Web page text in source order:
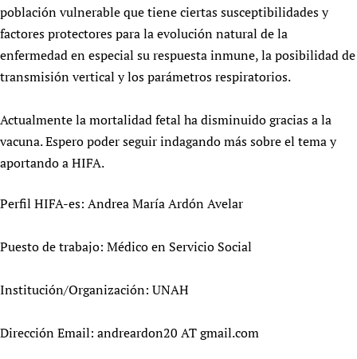
población vulnerable que tiene ciertas susceptibilidades y
factores protectores para la evolución natural de la
enfermedad en especial su respuesta inmune, la posibilidad de
transmisión vertical y los parámetros respiratorios.
Actualmente la mortalidad fetal ha disminuido gracias a la
vacuna. Espero poder seguir indagando más sobre el tema y
aportando a HIFA.
Perfil HIFA-es: Andrea María Ardón Avelar
Puesto de trabajo: Médico en Servicio Social
Institución/Organización: UNAH
Dirección Email: andreardon20 AT gmail.com